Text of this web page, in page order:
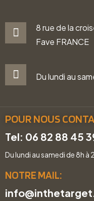
8 rue de la
Fave FRANCE
Du lundi au
POUR NOUS
Tel: 06 82 88 45
Du lundi au samedi de 8h à
NOTRE MAIL: